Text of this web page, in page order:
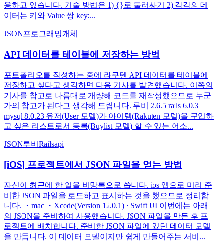
용하고 있습니다. 기술 방법은 1) {}로 둘러싸기 2) 각각의 데
이터는 키와 Value 쌍 key:...
JSON프로그래밍개체
API 데이터를 테이블에 저장하는 방법
포트폴리오를 작성하는 중에 라쿠텐 API 데이터를 테이블에
저장하고 싶다고 생각하면 다음 기사를 발견했습니다. 이쪽의
기사를 참고로 나름대로 개량해 코드를 재작성했으므로 누군
가의 참고가 된다고 생각해 드립니다. 루비 2.6.5 rails 6.0.3
mysql 8.0.23 유저(User 모델)가 아이템(Rakuten 모델)을 구입하
고 싶은 리스트로서 등록(Buylist 모델) 할 수 있는 어소...
JSON루비 Railsapi
[iOS] 프로젝트에서 JSON 파일을 얻는 방법
자신이 최근에 한 일을 비망록으로 씁니다. ios 앱으로 미리 준
비한 JSON 파일을 로드하고 표시하는 것을 했으므로 정리합
니다. ・mac ・Xcode(Version 12.0.1) · Swift UI 이번에는 아래
의 JSON을 준비하여 사용했습니다. JSON 파일을 만든 후 프
로젝트에 배치합니다. 준비한 JSON 파일에 있던 데이터 모델
을 만듭니다. 이 데이터 모델이지만 쉽게 만들어주는 서비...